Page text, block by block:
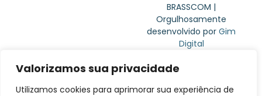
Valorizamos sua privacidade
Utilizamos cookies para aprimorar sua experiência de
BRASSCOM |
Orgulhosamente
desenvolvido porGim
Digital